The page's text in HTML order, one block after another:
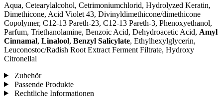
Aqua, Cetearylalcohol, Cetrimoniumchlorid, Hydrolyzed Keratin,
Dimethicone, Acid Violet 43, Divinyldimethicone/​dimethicone
Copolymer, C12-13 Pareth-23, C12-13 Pareth-3, Phenoxyethanol,
Parfum, Triethanolamine, Benzoic Acid, Dehydroacetic Acid, Amyl
Cinnamal, Linalool, Benzyl Salicylate, Ethylhexylglycerin,
Leuconostoc/Radish Root Extract Ferment Filtrate, Hydroxy
Citronellal
Zubehör
Passende Produkte
Rechtliche Informationen